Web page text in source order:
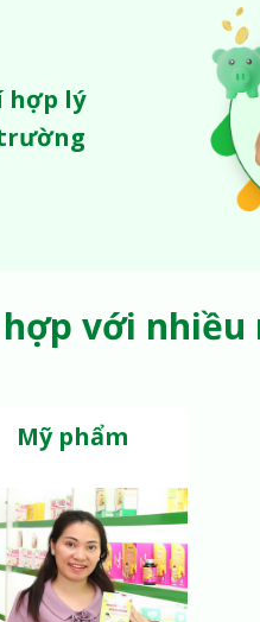
hợp lý
với nhiều
Mỹ phẩm